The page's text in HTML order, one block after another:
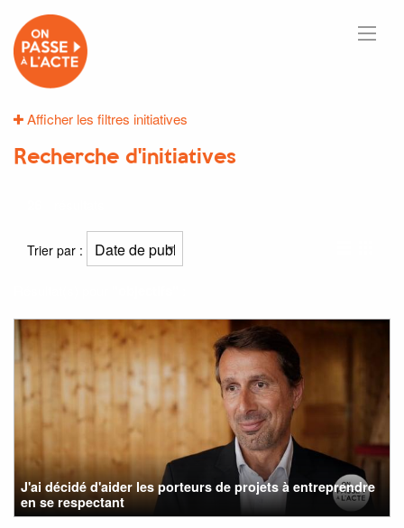
Afficher les filtres initiatives
Recherche d'initiatives
Trier par :
J'ai décidé d'aider les porteurs de projets à entreprendre
en se respectant